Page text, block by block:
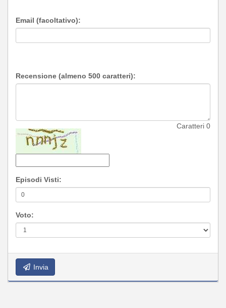
Email (facoltativo):
Recensione (almeno 500 caratteri):
Caratteri 0
Episodi Visti:
Voto:
Invia